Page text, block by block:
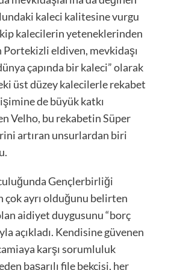
kaleci kalitesine vurgu
kalecilerin yeteneklerinden
Portekizli eldiven, mevkidaşı
çapında bir kaleci” olarak
üst düzey kalecilerle rekabet
de büyük katkı
Velho, bu rekabetin Süper
artıran unsurlardan biri
Gençlerbirliği
ayrı olduğunu belirten
aidiyet duygusunu “borç
açıkladı. Kendisine güvenen
karşı sorumluluk
başarılı file bekçisi, her